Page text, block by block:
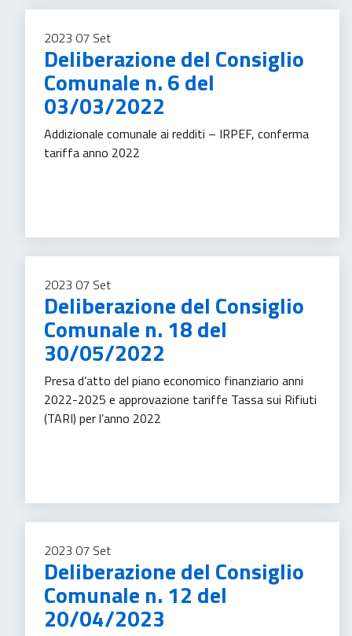
2023 07 Set
Deliberazione del Consiglio
Comunale n. 6 del
03/03/2022
Addizionale comunale ai redditi – IRPEF, conferma
tariffa anno 2022
2023 07 Set
Deliberazione del Consiglio
Comunale n. 18 del
30/05/2022
Presa d’atto del piano economico finanziario anni
2022-2025 e approvazione tariffe Tassa sui Rifiuti
(TARI) per l’anno 2022
2023 07 Set
Deliberazione del Consiglio
Comunale n. 12 del
20/04/2023